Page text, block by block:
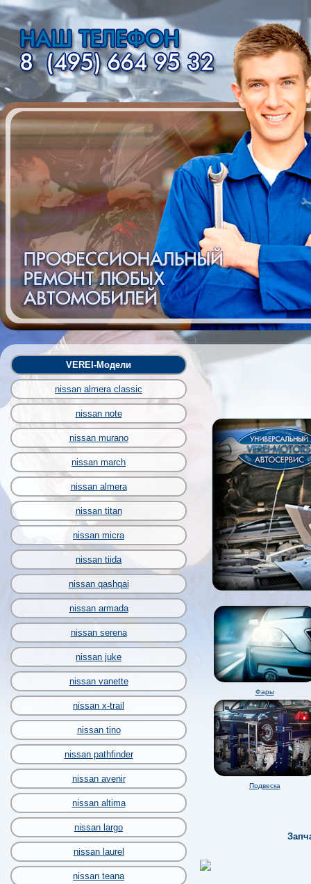
VEREI-Модели
nissan almera classic
nissan note
nissan murano
nissan march
nissan almera
nissan titan
nissan micra
nissan tiida
nissan qashqai
nissan armada
nissan serena
nissan juke
nissan vanette
nissan x-trail
nissan tino
nissan pathfinder
nissan avenir
nissan altima
nissan largo
nissan laurel
nissan teana
Фары
Подвеска